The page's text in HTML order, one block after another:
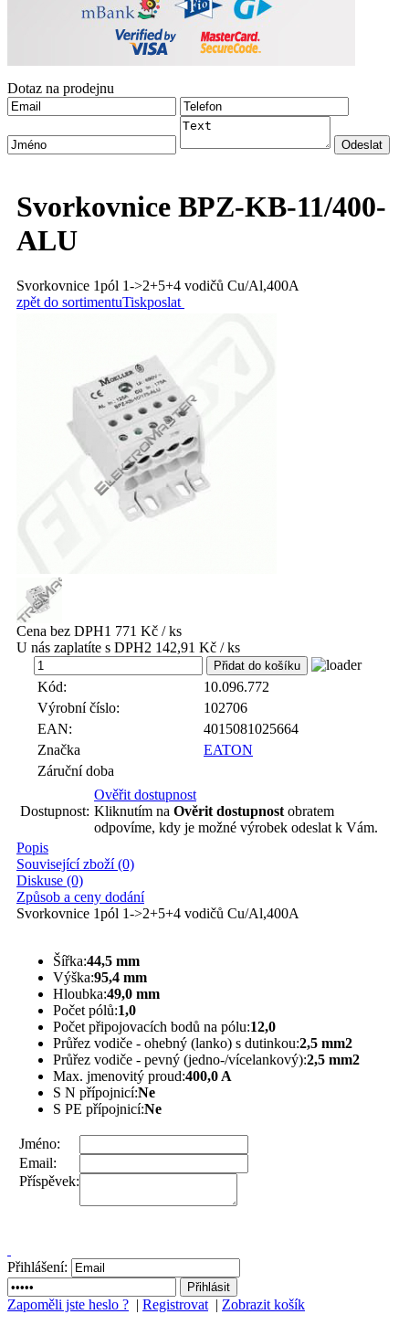
Dotaz na prodejnu
Svorkovnice BPZ-KB-11/400-
ALU
Svorkovnice 1pól 1->2+5+4 vodičů Cu/Al,400A
zpět do sortimentuTiskposlat
Cena bez DPH1 771 Kč / ks
U nás zaplatíte s DPH2 142,91 Kč / ks
Kód:
10.096.772
Výrobní číslo:
102706
EAN:
4015081025664
Značka
EATON
Záruční doba
Dostupnost:
Ověřit dostupnost
Kliknutím na Ověrit dostupnost obratem
odpovíme, kdy je možné výrobek odeslat k Vám.
Popis
Související zboží (0)
Diskuse (0)
Způsob a ceny dodání
Svorkovnice 1pól 1->2+5+4 vodičů Cu/Al,400A
Šířka:44,5 mm
Výška:95,4 mm
Hloubka:49,0 mm
Počet pólů:1,0
Počet připojovacích bodů na pólu:12,0
Průřez vodiče - ohebný (lanko) s dutinkou:2,5 mm2
Průřez vodiče - pevný (jedno-/vícelankový):2,5 mm2
Max. jmenovitý proud:400,0 A
S N přípojnicí:Ne
S PE přípojnicí:Ne
Jméno:
Email:
Příspěvek:
Přihlášení:
Zapoměli jste heslo ? | Registrovat | Zobrazit košík